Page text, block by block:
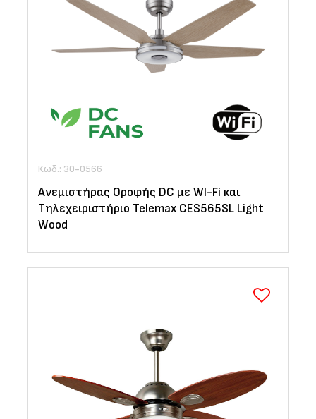
Κωδ.: 30-0566
Ανεμιστήρας Οροφής DC με WI-Fi και
Τηλεχειριστήριο Telemax CES565SL Light
Wood